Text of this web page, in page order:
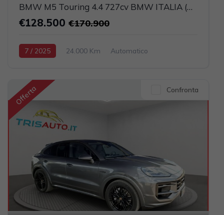
BMW M5 Touring 4.4 727cv BMW ITALIA (CARBOCERAMICI)
€128.500 €170.900
7 / 2025 24.000 Km
Automatico
4395cc 585CV / 430KW
Offerta Confronta